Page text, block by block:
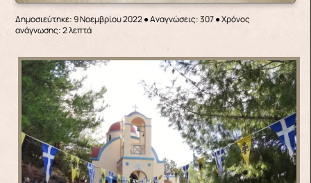
Δημοσιεύτηκε: 9 Νοεμβρίου 2022●Αναγνώσεις: 307● Χρόνος
ανάγνωσης: 2 λεπτά